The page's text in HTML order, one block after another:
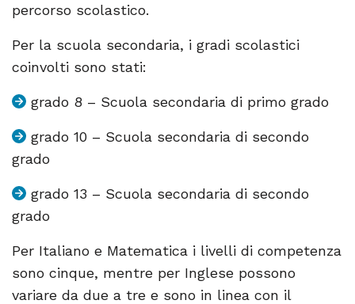
percorso scolastico.
Per la scuola secondaria, i gradi scolastici
coinvolti sono stati:
grado 8 – Scuola secondaria di primo grado
grado 10 – Scuola secondaria di secondo
grado
grado 13 – Scuola secondaria di secondo
grado
Per Italiano e Matematica i livelli di competenza
sono cinque, mentre per Inglese possono
variare da due a tre e sono in linea con il